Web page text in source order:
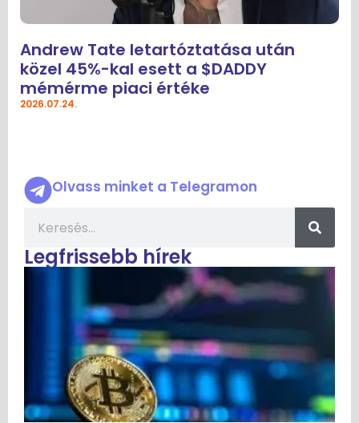
Andrew Tate letartóztatása után
közel 45%-kal esett a $DADDY
mémérme piaci értéke
2026.07.24.
Olvass minket a Telegramon
Legfrissebb hírek